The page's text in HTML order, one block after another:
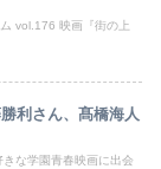
vol.176 映画『街の上
利さん、髙橋海人
な学園青春映画に出会